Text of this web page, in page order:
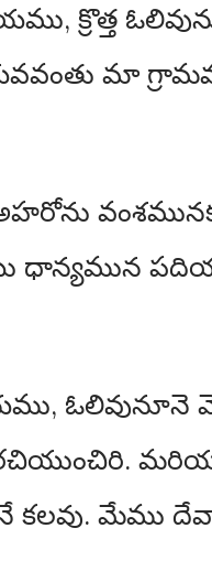
క్రొత్త
మా
ధాన్యమున
కలవు.